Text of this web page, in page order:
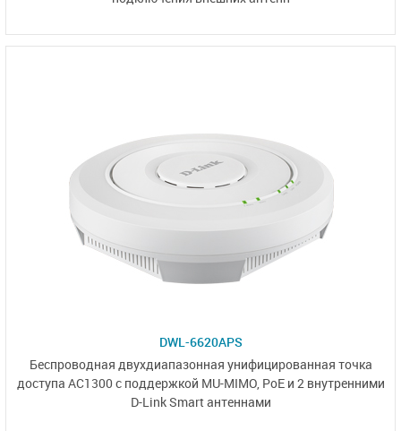
DWL-6620APS
Беспроводная двухдиапазонная унифицированная точка
доступа AC1300 с поддержкой MU-MIMO, PoEи 2 внутренними
D-Link Smart антеннами